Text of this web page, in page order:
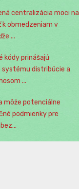
centralizácia moci na
k obmedzeniam v
...
kódy prinášajú
distribúcie a
...
môže potenciálne
podmienky pre